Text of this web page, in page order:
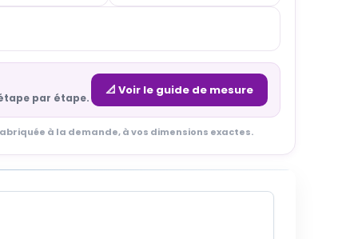
par étape.
📐 Voir le guide de mesure
à la demande, à vos dimensions exactes.